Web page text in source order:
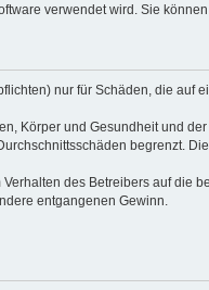
verwendet wird. Sie
nur für Schäden, die auf
Körper und Gesundheit und
begrenzt.
des Betreibers auf die
entgangenen Gewinn.